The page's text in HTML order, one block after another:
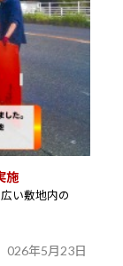
施
い敷地内の
026年5月23日